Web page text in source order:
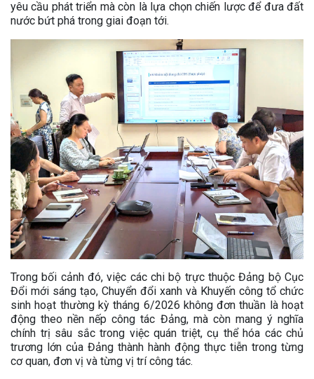
yêu cầu phát triển mà còn là lựa chọn chiến lược để đưa đất
nước bứt phá trong giai đoạn tới.
Trong bối cảnh đó, việc các chi bộ trực thuộc Đảng bộ Cục
Đổi mới sáng tạo, Chuyển đổi xanh và Khuyến công tổ chức
sinh hoạt thường kỳ tháng 6/2026 không đơn thuần là hoạt
động theo nền nếp công tác Đảng, mà còn mang ý nghĩa
chính trị sâu sắc trong việc quán triệt, cụ thể hóa các chủ
trương lớn của Đảng thành hành động thực tiễn trong từng
cơ quan, đơn vị và từng vị trí công tác.